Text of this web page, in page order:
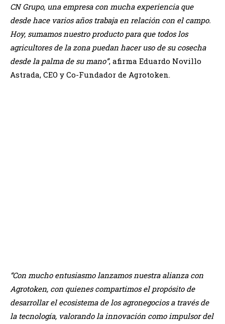
CN Grupo, una empresa con mucha experiencia que
desde hace varios años trabaja en relación con el campo.
Hoy, sumamos nuestro producto para que todos los
agricultores de la zona puedan hacer uso de su cosecha
desde la palma de su mano”, afirma Eduardo Novillo
Astrada, CEO y Co-Fundador de Agrotoken.
“Con mucho entusiasmo lanzamos nuestra alianza con
Agrotoken, con quienes compartimos el propósito de
desarrollar el ecosistema de los agronegocios a través de
la tecnología, valorando la innovación como impulsor del